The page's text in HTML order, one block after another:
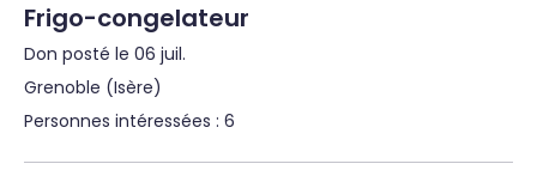
Frigo-congelateur
Don posté le 06 juil.
Grenoble (Isère)
Personnes intéressées : 6